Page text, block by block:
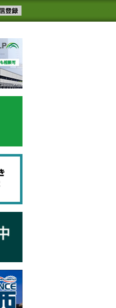
ースメール配信を登録す